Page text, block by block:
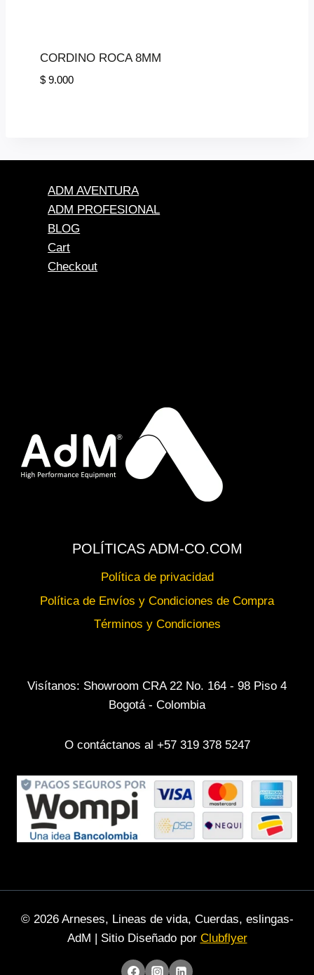
CORDINO ROCA 8MM
$9.000
ADM AVENTURA
ADM PROFESIONAL
BLOG
Cart
Checkout
POLÍTICAS ADM-CO.COM
Política de privacidad
Política de Envíos y Condiciones de Compra
Términos y Condiciones
Visítanos: Showroom CRA 22 No. 164 - 98 Piso 4
Bogotá - Colombia
O contáctanos al +57 319 378 5247
© 2026 Arneses, Lineas de vida, Cuerdas, eslingas-
AdM | Sitio Diseñado por Clubflyer